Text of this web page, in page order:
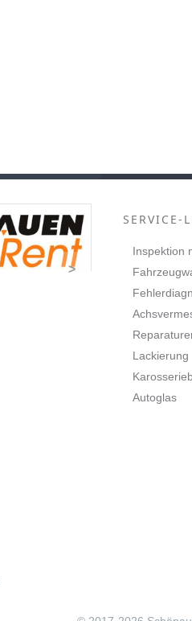
>
SERVICE-
Inspektion
Lackierung
Autoglas